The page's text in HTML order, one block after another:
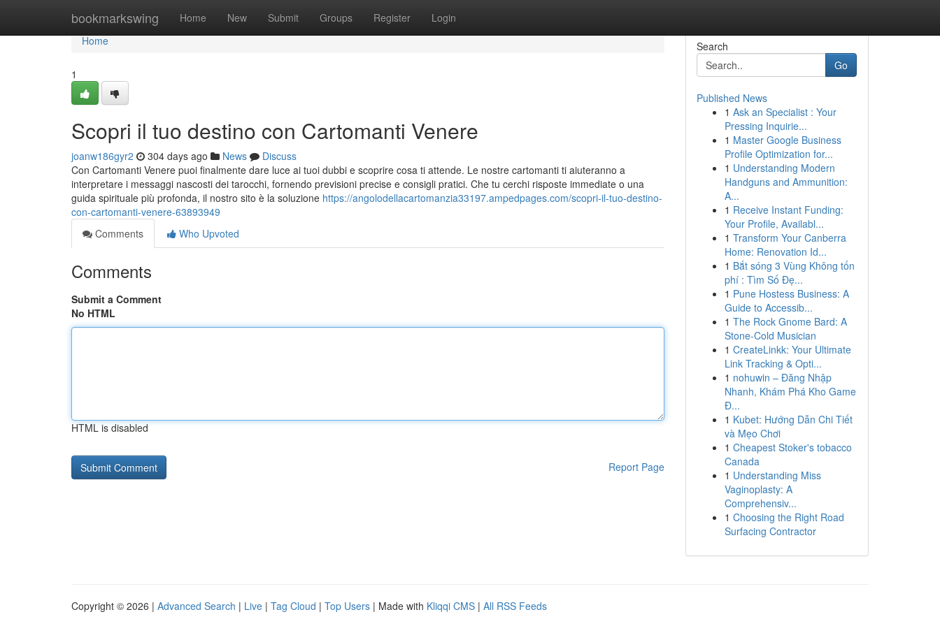
bookmarkswing Home New Submit Groups Register Login
Home
Home
1
Scopri il tuo destino con Cartomanti Venere
joanw186gyr2 304 days ago News
Discuss
Con Cartomanti Venere puoi finalmente dare luce ai tuoi dubbi e scoprire cosa ti attende. Le nostre cartomanti ti aiuteranno a
interpretare i messaggi nascosti dei tarocchi, fornendo previsioni precise e consigli pratici. Che tu cerchi risposte immediate o una
guida spirituale più profonda, il nostro sito è la soluzione https://angolodellacartomanzia33197.ampedpages.com/scopri-il-tuo-destino-
con-cartomanti-venere-63893949
Comments
Who Upvoted
Comments
Submit a Comment
No HTML
HTML is disabled
Report Page
Search
Go
Published News
1 Ask an Specialist : Your
Pressing Inquirie...
1 Master Google Business
Profile Optimization for...
1 Understanding Modern
Handguns and Ammunition:
A...
1 Receive Instant Funding:
Your Profile, Availabl...
1 Transform Your Canberra
Home: Renovation Id...
1 Bắt sóng 3 Vùng Không tốn
phí : Tìm Số Đẹ...
1 Pune Hostess Business: A
Guide to Accessib...
1 The Rock Gnome Bard: A
Stone-Cold Musician
1 CreateLinkk: Your Ultimate
Link Tracking & Opti...
1 nohuwin – Đăng Nhập
Nhanh, Khám Phá Kho Game
Đ...
1 Kubet: Hướng Dẫn Chi Tiết
và Mẹo Chơi
1 Cheapest Stoker's tobacco
Canada
1 Understanding Miss
Vaginoplasty: A
Comprehensiv...
1 Choosing the Right Road
Surfacing Contractor
Copyright © 2026 | Advanced Search | Live | Tag Cloud | Top Users | Made with Kliqqi CMS | All RSS Feeds